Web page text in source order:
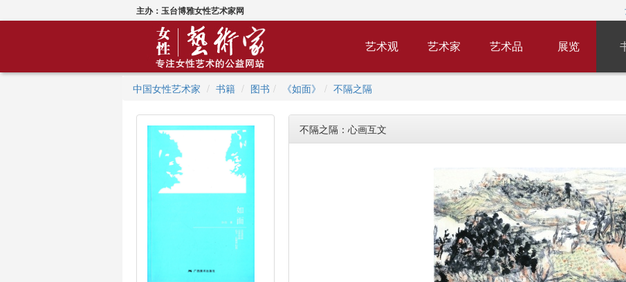
主办：玉台博雅女性艺术家网
艺术观 艺术家 艺术品 展览
中国女性艺术家 书籍 图书 《如面》 不隔之隔
不隔之隔：心画互文